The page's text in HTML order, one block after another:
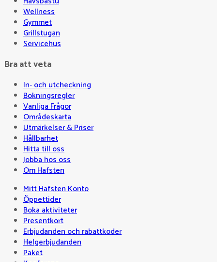
Wellness
Gymmet
Grillstugan
Servicehus
Bra att veta
In- och utcheckning
Bokningsregler
Vanliga Frågor
Områdeskarta
Utmärkelser & Priser
Hållbarhet
Hitta till oss
Jobba hos oss
Om Hafsten
Mitt Hafsten Konto
Öppettider
Boka aktiviteter
Presentkort
Erbjudanden och rabattkoder
Helgerbjudanden
Paket